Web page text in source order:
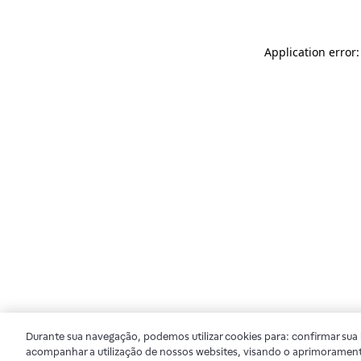
Application
Durante sua navegação, podemos utilizar cookies para: confirmar
acompanhar a utilização de nossos websites, visando o